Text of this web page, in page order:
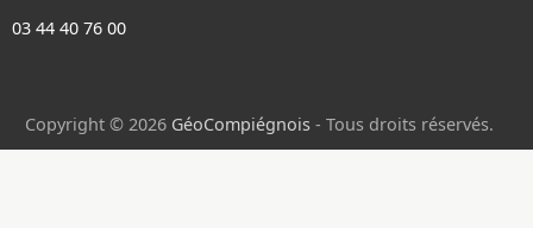
03 44 40 76 00
Copyright © 2026 GéoCompiégnois - Tous droits réservés.